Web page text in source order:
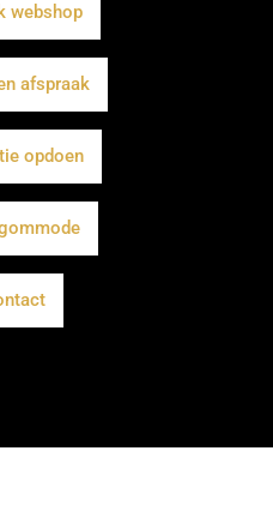
webshop
afspraak
opdoen